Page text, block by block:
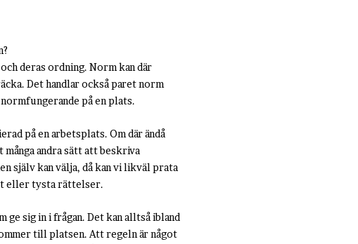
deras ordning. Norm kan där
Det handlar också paret norm
på en plats.
på en arbetsplats. Om där ändå
andra sätt att beskriva
själv kan välja, då kan vi likväl prata
eller tysta rättelser.
sig in i frågan. Det kan alltså ibland
till platsen. Att regeln är något